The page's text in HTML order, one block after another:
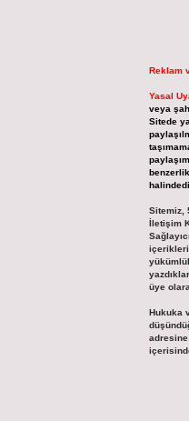
Reklam
Yasal
veya
Sitede
Sitemiz,
İletişim
içerikleri
üye
Hukuka